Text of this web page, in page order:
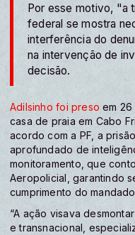
Por esse motivo, "a
federal se mostra
interferência do
na intervenção de
decisão.
Adilsinho foi preso em
casa de praia em Cabo
acordo com a PF, a
aprofundado de
monitoramento, que
Aeropolicial, garantindo
cumprimento do
“A ação visava
e transnacional,